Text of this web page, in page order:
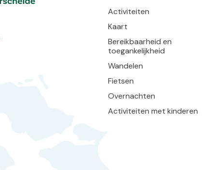
Activiteiten
Kaart
Bereikbaarheid en
toegankelijkheid
Wandelen
Fietsen
Overnachten
Activiteiten met kinderen